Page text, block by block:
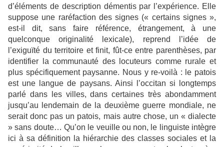
d’éléments de description démentis par l’expérience. Elle
suppose une raréfaction des signes (« certains signes »,
est-il dit, sans faire référence, étrangement, à une
quelconque originalité lexicale), reprend l’idée de
l’exiguïté du territoire et finit, fût-ce entre parenthèses, par
identifier la communauté des locuteurs comme rurale et
plus spécifiquement paysanne. Nous y re-voilà : le patois
est une langue de paysans. Ainsi l’occitan si longtemps
parlé dans les villes, dans certaines très abondamment
jusqu’au lendemain de la deuxième guerre mondiale, ne
serait donc pas un patois, mais autre chose, un « dialecte
» sans doute… Qu’on le veuille ou non, le linguiste intègre
ici à sa définition la hiérarchie des classes sociales et la